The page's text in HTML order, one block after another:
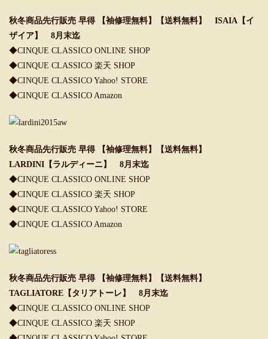
秋冬商品先行販売 早得 【袖修理無料】【送料無料】 ISAIA【イ
ザイア】 8月末迄
◆CINQUE CLASSICO ONLINE SHOP
◆CINQUE CLASSICO 楽天 SHOP
◆CINQUE CLASSICO Yahoo! STORE
◆CINQUE CLASSICO Amazon
秋冬商品先行販売 早得 【袖修理無料】【送料無料】
LARDINI【ラルディーニ】 8月末迄
◆CINQUE CLASSICO ONLINE SHOP
◆CINQUE CLASSICO 楽天 SHOP
◆CINQUE CLASSICO Yahoo! STORE
◆CINQUE CLASSICO Amazon
秋冬商品先行販売 早得 【袖修理無料】【送料無料】
TAGLIATORE【タリアトーレ】 8月末迄
◆CINQUE CLASSICO ONLINE SHOP
◆CINQUE CLASSICO 楽天 SHOP